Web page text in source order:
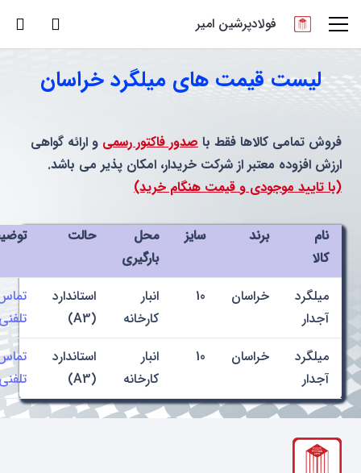
فولادپرشین امیر
لیست قیمت های میلگرد خراسان
فروش تمامی کالاها فقط با صدور فاکتور رسمی و ارائه گواهی
ارزش افزوده معتبر از شرکت خریدار، امکان پذیر می باشد.
(با تایید موجودی و قیمت هنگام خرید)
نام
کالا
برند سایز
محل
بارگیری
حالت
میلگرد
آجدار
خراسان 10
انبار
کارخانه
استاندارد
(A3)
میلگرد
آجدار
خراسان 10
انبار
کارخانه
استاندارد
(A3)